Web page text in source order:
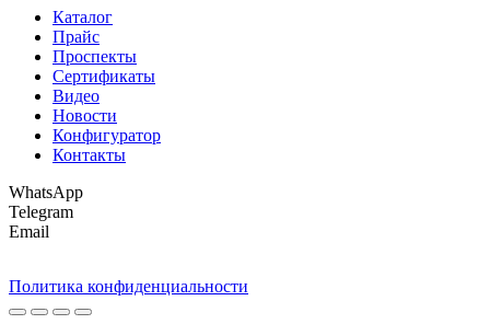
Каталог
Прайс
Проспекты
Сертификаты
Видео
Новости
Конфигуратор
Контакты
WhatsApp
Telegram
Email
Политика конфиденциальности